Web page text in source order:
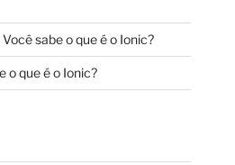
Você sabe o que é o Ionic?
o que é o Ionic?